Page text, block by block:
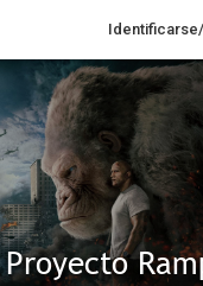
Proyecto